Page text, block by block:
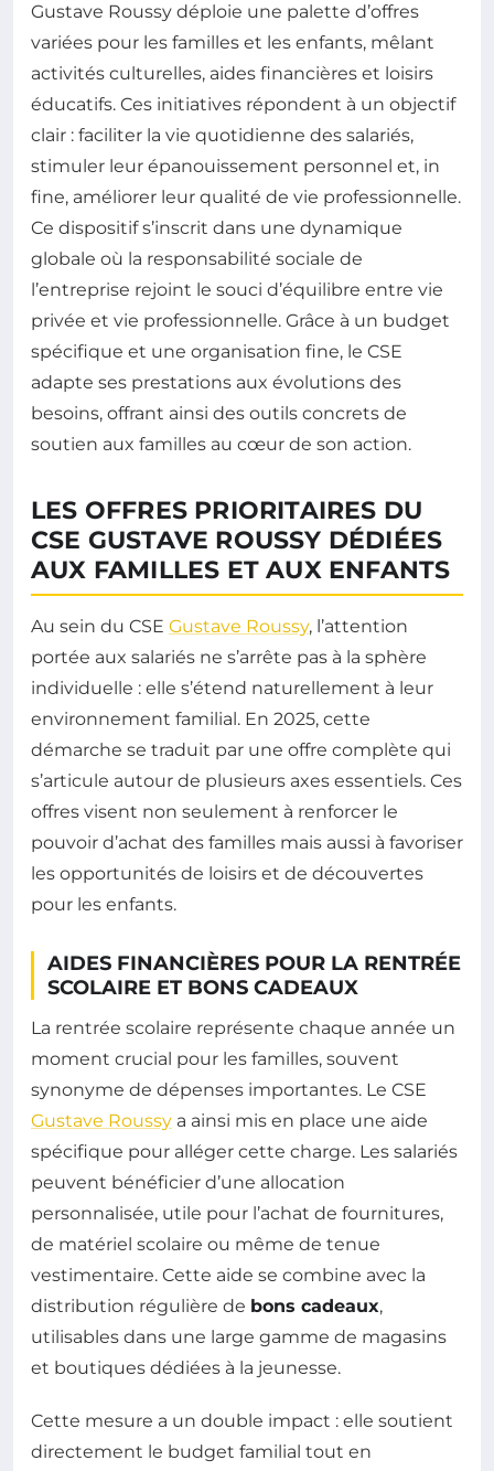
Gustave Roussy déploie une palette d’offres
variées pour les familles et les enfants, mêlant
activités culturelles, aides financières et loisirs
éducatifs. Ces initiatives répondent à un objectif
clair : faciliter la vie quotidienne des salariés,
stimuler leur épanouissement personnel et, in
fine, améliorer leur qualité de vie professionnelle.
Ce dispositif s’inscrit dans une dynamique
globale où la responsabilité sociale de
l’entreprise rejoint le souci d’équilibre entre vie
privée et vie professionnelle. Grâce à un budget
spécifique et une organisation fine, le CSE
adapte ses prestations aux évolutions des
besoins, offrant ainsi des outils concrets de
soutien aux familles au cœur de son action.
LES OFFRES PRIORITAIRES DU
CSE GUSTAVE ROUSSY DÉDIÉES
AUX FAMILLES ET AUX ENFANTS
Au sein du CSE Gustave Roussy, l’attention
portée aux salariés ne s’arrête pas à la sphère
individuelle : elle s’étend naturellement à leur
environnement familial. En 2025, cette
démarche se traduit par une offre complète qui
s’articule autour de plusieurs axes essentiels. Ces
offres visent non seulement à renforcer le
pouvoir d’achat des familles mais aussi à favoriser
les opportunités de loisirs et de découvertes
pour les enfants.
AIDES FINANCIÈRES POUR LA RENTRÉE
SCOLAIRE ET BONS CADEAUX
La rentrée scolaire représente chaque année un
moment crucial pour les familles, souvent
synonyme de dépenses importantes. Le CSE
Gustave Roussy a ainsi mis en place une aide
spécifique pour alléger cette charge. Les salariés
peuvent bénéficier d’une allocation
personnalisée, utile pour l’achat de fournitures,
de matériel scolaire ou même de tenue
vestimentaire. Cette aide se combine avec la
distribution régulière de bons cadeaux,
utilisables dans une large gamme de magasins
et boutiques dédiées à la jeunesse.
Cette mesure a un double impact : elle soutient
directement le budget familial tout en